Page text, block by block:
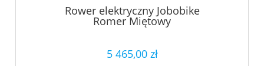
Rower elektryczny Jobobike
Romer Miętowy
5 465,00 zł